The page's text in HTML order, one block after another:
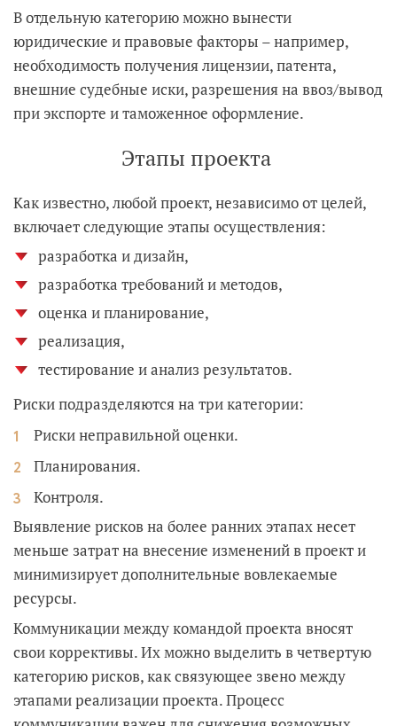
В отдельную категорию можно вынести
юридические и правовые факторы – например,
необходимость получения лицензии, патента,
внешние судебные иски, разрешения на ввоз/вывод
при экспорте и таможенное оформление.
Этапы проекта
Как известно, любой проект, независимо от целей,
включает следующие этапы осуществления:
разработка и дизайн,
разработка требований и методов,
оценка и планирование,
реализация,
тестирование и анализ результатов.
Риски подразделяются на три категории:
Риски неправильной оценки.
Планирования.
Контроля.
Выявление рисков на более ранних этапах несет
меньше затрат на внесение изменений в проект и
минимизирует дополнительные вовлекаемые
ресурсы.
Коммуникации между командой проекта вносят
свои коррективы. Их можно выделить в четвертую
категорию рисков, как связующее звено между
этапами реализации проекта. Процесс